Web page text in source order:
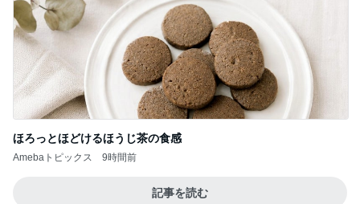
ほろっとほどけるほうじ茶の食感
Amebaトピックス 9時間前
記事を読む